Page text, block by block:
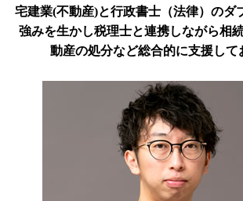
宅建業(不動産)と行政書士（法律）のダ
強みを生かし税理士と連携しながら相
動産の処分など総合的に支援して